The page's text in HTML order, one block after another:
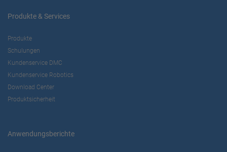
Produkte & Services
Produkte
Schulungen
Kundenservice DMC
Kundenservice Robotics
Download Center
Produktsicherheit
Anwendungsberichte